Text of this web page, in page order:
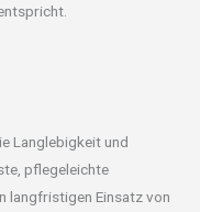
Langlebigkeit und
pflegeleichte
langfristigen Einsatz von